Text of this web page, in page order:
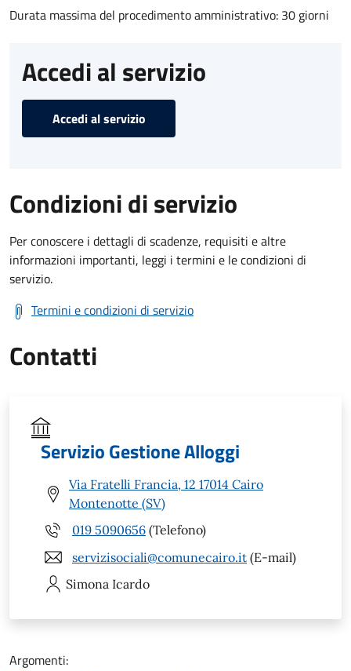
Durata massima del procedimento amministrativo: 30 giorni
Accedi al servizio
Accedi al servizio
Condizioni di servizio
Per conoscere i dettagli di scadenze, requisiti e altre
informazioni importanti, leggi i termini e le condizioni di
servizio.
Termini e condizioni di servizio
Contatti
Servizio Gestione Alloggi
Via Fratelli Francia, 12 17014 Cairo
Montenotte (SV)
019 5090656 (Telefono)
servizisociali@comunecairo.it (E-mail)
Simona Icardo
Argomenti: